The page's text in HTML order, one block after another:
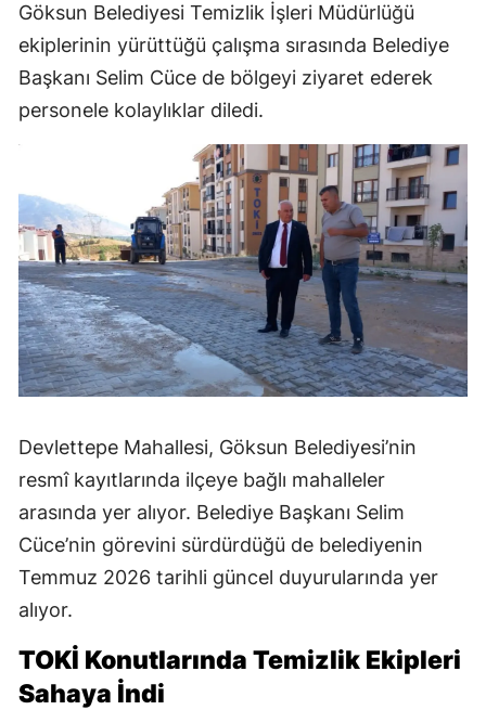
Göksun Belediyesi Temizlik İşleri Müdürlüğü
ekiplerinin yürüttüğü çalışma sırasında Belediye
Başkanı Selim Cüce de bölgeyi ziyaret ederek
personele kolaylıklar diledi.
Devlettepe Mahallesi, Göksun Belediyesi’nin
resmî kayıtlarında ilçeye bağlı mahalleler
arasında yer alıyor. Belediye Başkanı Selim
Cüce’nin görevini sürdürdüğü de belediyenin
Temmuz 2026 tarihli güncel duyurularında yer
alıyor.
TOKİ Konutlarında Temizlik Ekipleri
Sahaya İndi